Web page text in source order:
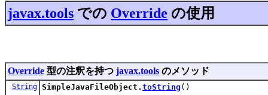
javax.tools での Override の使用
Override 型の注釈を持つ javax.tools のメソッド
String SimpleJavaFileObject. toString ()